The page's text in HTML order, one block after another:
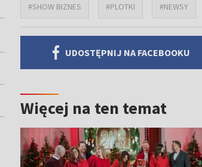
#SHOW BIZNES #PLOTKI #NEWSY
UDOSTĘPNIJ NA FACEBOOKU
Więcej na ten temat